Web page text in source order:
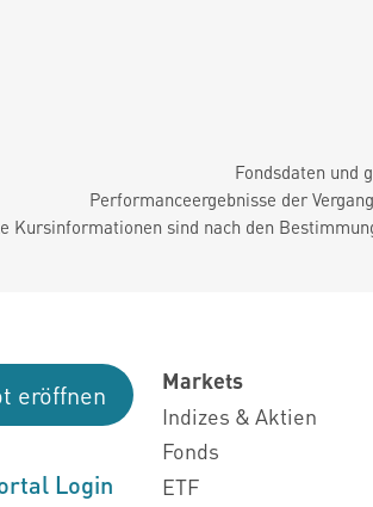
Fondsdaten und
Performanceergebnisse der
Kursinformationen sind nach den
eröffnen
Login
Markets
Indizes & Aktien
Fonds
ETF